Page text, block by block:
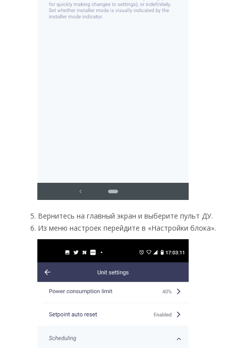
5. Вернитесь на главный экран и выберите пульт ДУ.
6. Из меню настроек перейдите в «Настройки блока».